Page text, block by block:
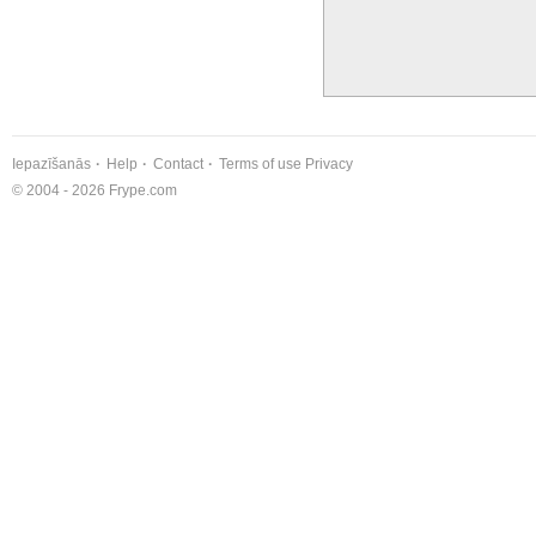
Iepazīšanās Help Contact Terms of use Privacy
© 2004 - 2026 Frype.com